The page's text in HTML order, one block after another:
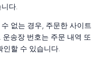
다.
없는 경우, 주문한 사이트
송장 번호는 주문 내역 또
인할 수 있습니다.